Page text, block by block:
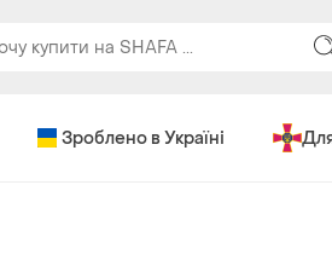
Зроблено в Україні